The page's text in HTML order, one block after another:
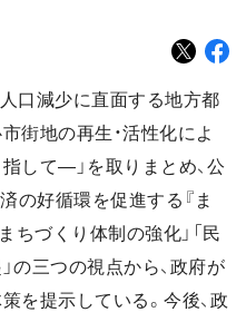
人口減少に直面する地方都
街地の再生・活性化によ
して―」を取りまとめ、公
の好循環を促進する『ま
ちづくり体制の強化」「民
の三つの視点から、政府が
を提示している。今後、政